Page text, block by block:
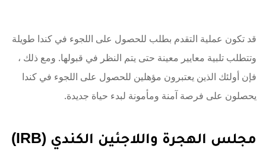
قد تكون عملية التقدم بطلب للحصول على اللجوء في كندا طويلة
وتتطلب تلبية معايير معينة حتى يتم النظر في قبولها. ومع ذلك ،
فإن أولئك الذين يعتبرون مؤهلين للحصول على اللجوء في كندا
يحصلون على فرصة آمنة ومأمونة لبدء حياة جديدة.
مجلس الهجرة واللاجئين الكندي (IRB)